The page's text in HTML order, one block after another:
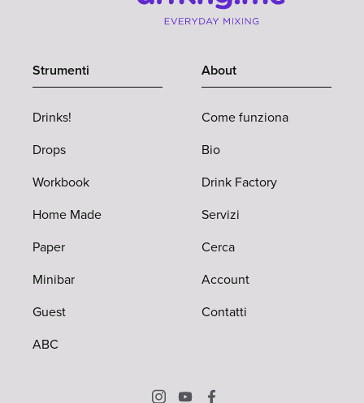
Strumenti
Drinks!
Drops
Workbook
Home Made
Paper
Minibar
Guest
ABC
About
Come funziona
Bio
Drink Factory
Servizi
Cerca
Account
Contatti